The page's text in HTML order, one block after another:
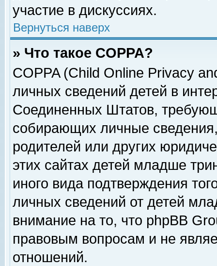
участие в дискуссиях.
Вернуться наверх
» Что такое COPPA?
COPPA (Child Online Privacy
личных сведений детей в
Соединенных Штатов,
собирающих личные
родителей или других
этих сайтах детей младше
иного вида подтверждения
личных сведений от детей
внимание на то, что phpBB
правовым вопросам и не
отношений.